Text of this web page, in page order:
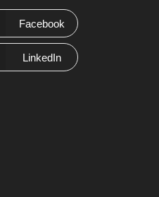
Facebook
LinkedIn